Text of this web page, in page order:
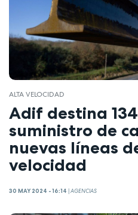
ALTA VELOCIDAD
Adif destina
suministro de
nuevas líneas
velocidad
30 MAY 2024 - 16:14 AGENCIAS